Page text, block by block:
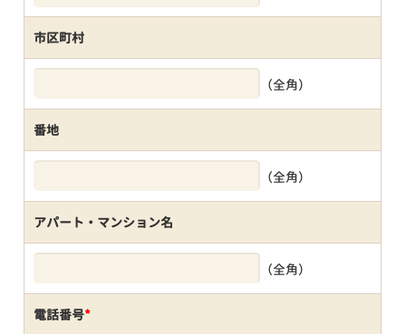
市区町村
（全角）
番地
（全角）
アパート・マンション名
（全角）
電話番号*